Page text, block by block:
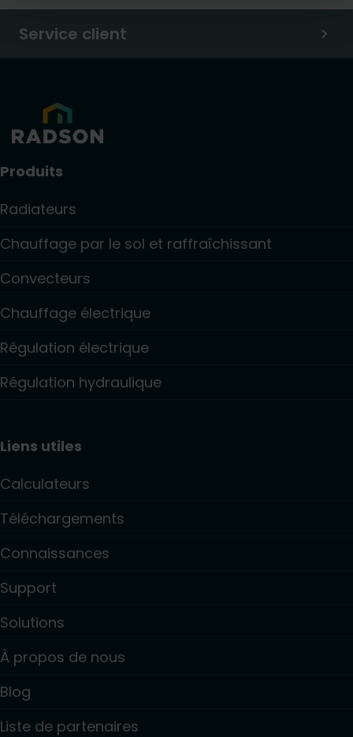
Service client
Produits
Radiateurs
Chauffage par le sol et raffraîchissant
Convecteurs
Chauffage électrique
Régulation électrique
Régulation hydraulique
Liens utiles
Calculateurs
Téléchargements
Connaissances
Support
Solutions
À propos de nous
Blog
Liste de partenaires